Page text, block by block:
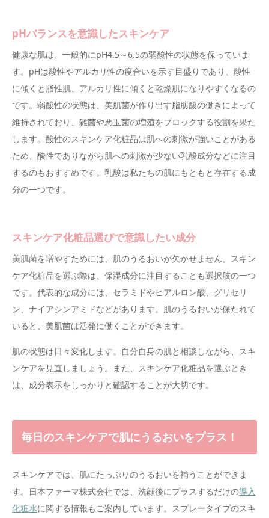
pHバランスを意識したスキンケア
健康な肌は、一般的にpH4.5～6.5の弱酸性の状態を保っていま
す。pHは酸性やアルカリ性の度合いを示す目盛りであり、酸性
に傾くと脂性肌、アルカリ性に傾くと乾燥肌になりやすくなるの
です。弱酸性の状態は、美肌菌が作り出す脂肪酸の働きによって
維持されており、雑菌や悪玉菌の増殖をブロックする役割を果た
します。酸性のスキンケア化粧品は肌への刺激が強いことがある
ため、酸性でありながら肌への刺激が少ない乳酸成分などに注目
するのもおすすめです。乳酸は私たちの肌にもともと存在する成
分の一つです。
スキンケア化粧品選びで意識したい成分
美肌菌を増やすためには、肌のうるおいが欠かせません。スキン
ケア化粧品を選ぶ際は、保湿成分に注目することも選択肢の一つ
です。代表的な成分には、セラミドやヒアルロン酸、グリセリ
ン、ナイアシンアミドなどがあります。肌のうるおいが保たれて
いると、美肌菌は活発に働くことができます。
肌の状態は日々変化します。自分自身の肌と相談しながら、スキ
ンケアを見直しましょう。また、スキンケア化粧品を選ぶとき
は、成分表示をしっかりと確認することが大切です。
毎日のスキンケアで肌にうるおいをプラス！
スキンケアでは、肌にたっぷりのうるおいを補うことができま
す。日本ファーマ株式会社では、洗顔後にプラスするだけの導入
化粧水に関する情報もご案内しています。スプレータイプのスキ